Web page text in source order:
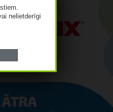
nelietderīgi